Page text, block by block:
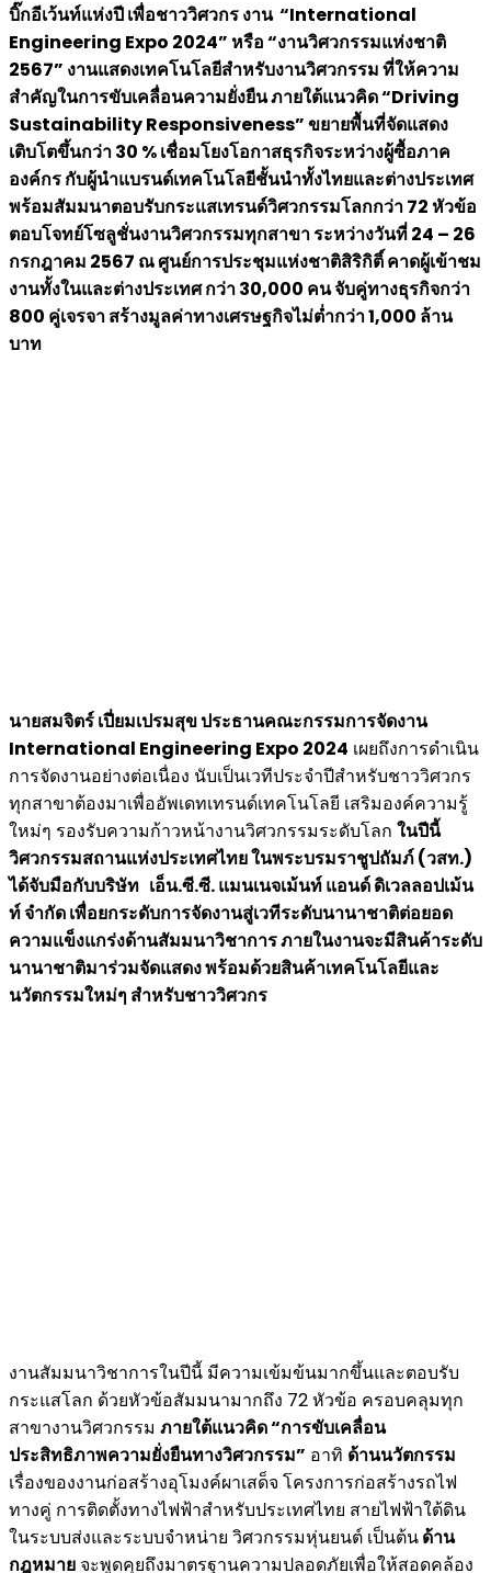
บิ๊กอีเว้นท์แห่งปี เพื่อชาววิศวกร งาน “International
Engineering Expo 2024” หรือ “งานวิศวกรรมแห่งชาติ
2567” งานแสดงเทคโนโลยีสำหรับงานวิศวกรรม ที่ให้ความ
สำคัญในการขับเคลื่อนความยั่งยืน ภายใต้แนวคิด “Driving
Sustainability Responsiveness” ขยายพื้นที่จัดแสดง
เติบโตขึ้นกว่า 30 % เชื่อมโยงโอกาสธุรกิจระหว่างผู้ซื้อภาค
องค์กร กับผู้นำแบรนด์เทคโนโลยีชั้นนำทั้งไทยและต่างประเทศ
พร้อมสัมมนาตอบรับกระแสเทรนด์วิศวกรรมโลกกว่า 72 หัวข้อ
ตอบโจทย์โซลูชั่นงานวิศวกรรมทุกสาขา ระหว่างวันที่ 24 – 26
กรกฎาคม 2567 ณ ศูนย์การประชุมแห่งชาติสิริกิติ์ คาดผู้เข้าชม
งานทั้งในและต่างประเทศ กว่า 30,000 คน จับคู่ทางธุรกิจกว่า
800 คู่เจรจา สร้างมูลค่าทางเศรษฐกิจไม่ต่ำกว่า 1,000 ล้าน
บาท
นายสมจิตร์ เปี่ยมเปรมสุข ประธานคณะกรรมการจัดงาน
International Engineering Expo 2024 เผยถึงการดำเนิน
การจัดงานอย่างต่อเนื่อง นับเป็นเวทีประจำปีสำหรับชาววิศวกร
ทุกสาขาต้องมาเพื่ออัพเดทเทรนด์เทคโนโลยี เสริมองค์ความรู้
ใหม่ๆ รองรับความก้าวหน้างานวิศวกรรมระดับโลก ในปีนี้
วิศวกรรมสถานแห่งประเทศไทย ในพระบรมราชูปถัมภ์(วสท.)
ได้จับมือกับบริษัท เอ็น.ซี.ซี. แมนเนจเม้นท์ แอนด์ ดิเวลลอปเม้น
ท์ จำกัด เพื่อยกระดับการจัดงานสู่เวทีระดับนานาชาติต่อยอด
ความแข็งแกร่งด้านสัมมนาวิชาการ ภายในงานจะมีสินค้าระดับ
นานาชาติมาร่วมจัดแสดง พร้อมด้วยสินค้าเทคโนโลยีและ
นวัตกรรมใหม่ๆ สำหรับชาววิศวกร
งานสัมมนาวิชาการในปีนี้ มีความเข้มข้นมากขึ้นและตอบรับ
กระแสโลก ด้วยหัวข้อสัมมนามากถึง 72 หัวข้อ ครอบคลุมทุก
สาขางานวิศวกรรม ภายใต้แนวคิด“การขับเคลื่อน
ประสิทธิภาพความยั่งยืนทางวิศวกรรม” อาทิ ด้านนวัตกรรม
เรื่องของงานก่อสร้างอุโมงค์ผาเสด็จ โครงการก่อสร้างรถไฟ
ทางคู่ การติดตั้งทางไฟฟ้าสำหรับประเทศไทย สายไฟฟ้าใต้ดิน
ในระบบส่งและระบบจำหน่าย วิศวกรรมหุ่นยนต์ เป็นต้นด้าน
กฎหมาย จะพูดคุยถึงมาตรฐานความปลอดภัยเพื่อให้สอดคล้อง